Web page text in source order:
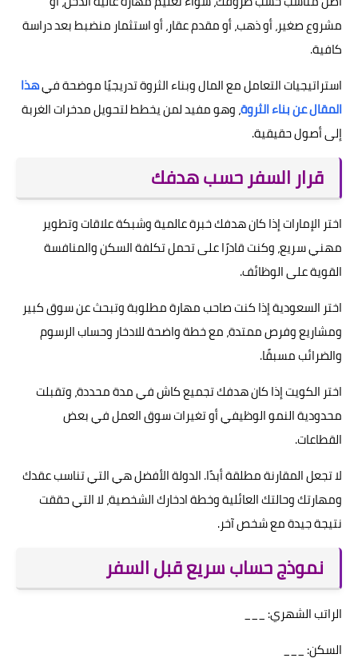
مشروع صغير، أو ذهب، أو مقدم عقار، أو استثمار منضبط بعد دراسة
كافية.
استراتيجيات التعامل مع المال وبناء الثروة تدريجيًا موضحة فيهذا
المقال عن بناء الثروة، وهو مفيد لمن يخطط لتحويل مدخرات الغربة
إلى أصول حقيقية.
قرار السفر حسب هدفك
اختر الإمارات إذا كان هدفك خبرة عالمية وشبكة علاقات وتطوير
مهني سريع، وكنت قادرًا على تحمل تكلفة السكن والمنافسة
القوية على الوظائف.
اختر السعودية إذا كنت صاحب مهارة مطلوبة وتبحث عن سوق كبير
ومشاريع وفرص ممتدة، مع خطة واضحة للادخار وحساب الرسوم
والضرائب مسبقًا.
اختر الكويت إذا كان هدفك تجميع كاش في مدة محددة، وتقبلت
محدودية النمو الوظيفي أو تغيرات سوق العمل في بعض
القطاعات.
لا تجعل المقارنة مطلقة أبدًا. الدولة الأفضل هي التي تناسب عقدك
ومهارتك وحالتك العائلية وخطة ادخارك الشخصية، لا التي حققت
نتيجة جيدة مع شخص آخر.
نموذج حساب سريع قبل السفر
الراتب الشهري: ___
السكن: ___